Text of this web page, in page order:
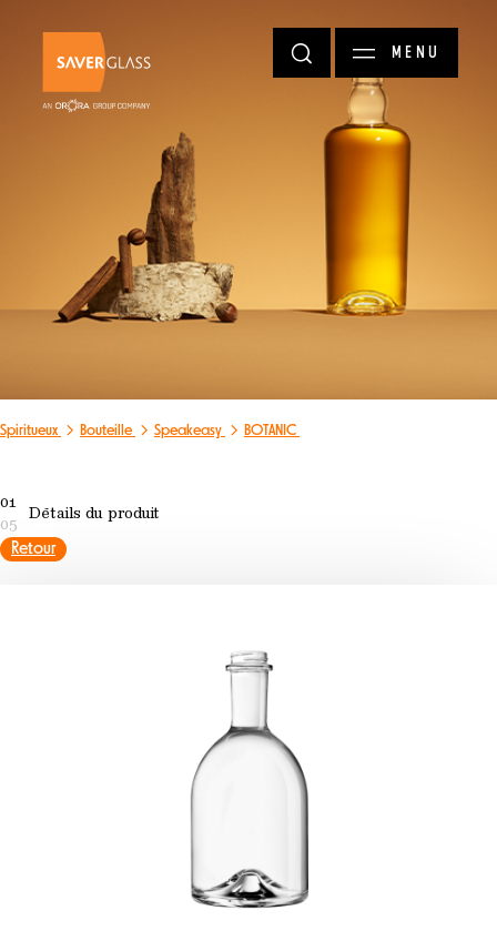
MENU
Spiritueux Bouteille Speakeasy BOTANIC
01
05
Détails du produit
Retour